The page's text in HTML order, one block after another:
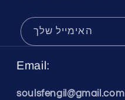
האימייל שלך
Email:
soulsfengil@gmail.com